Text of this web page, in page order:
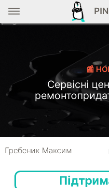
📰
Сервісні
Гребеник Максим